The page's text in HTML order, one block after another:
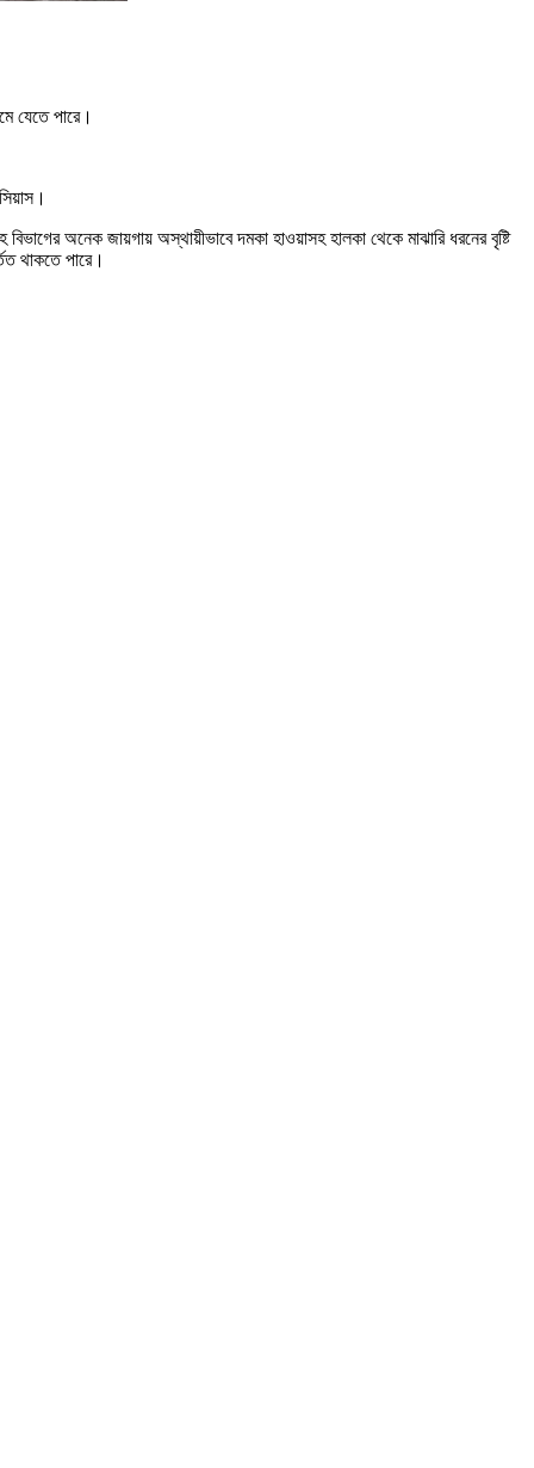
যেতে পারে।
অনেক জায়গায় অস্থায়ীভাবে দমকা হাওয়াসহ হালকা থেকে মাঝারি ধরনের বৃষ্টি
থাকতে পারে।